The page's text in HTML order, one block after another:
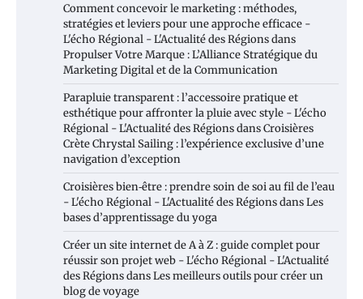
Comment concevoir le marketing : méthodes,
stratégies et leviers pour une approche efficace -
L'écho Régional - L'Actualité des Régionsdans
Propulser Votre Marque : L’Alliance Stratégique du
Marketing Digital et de la Communication
Parapluie transparent : l’accessoire pratique et
esthétique pour affronter la pluie avec style - L'écho
Régional - L'Actualité des RégionsdansCroisières
Crète Chrystal Sailing : l’expérience exclusive d’une
navigation d’exception
Croisières bien‑être : prendre soin de soi au fil de l’eau
- L'écho Régional - L'Actualité des RégionsdansLes
bases d’apprentissage du yoga
Créer un site internet de A à Z : guide complet pour
réussir son projet web - L'écho Régional - L'Actualité
des RégionsdansLes meilleurs outils pour créer un
blog de voyage